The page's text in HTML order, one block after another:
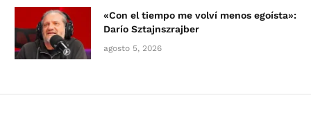
«Con el tiempo me volví menos egoísta»:
Darío Sztajnszrajber
agosto 5, 2026